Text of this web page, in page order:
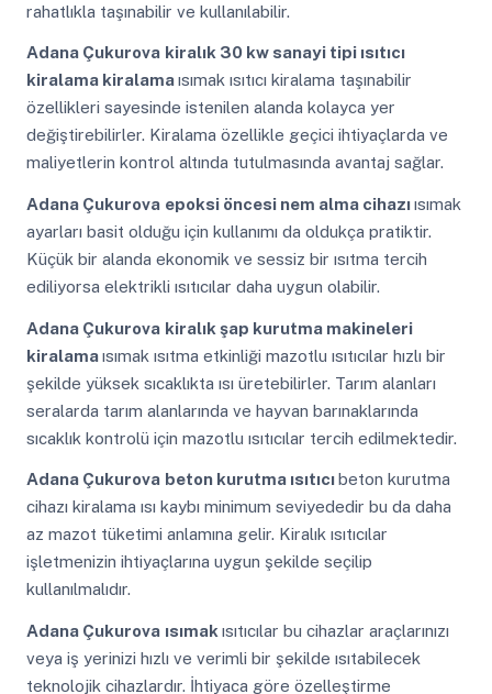
rahatlıkla taşınabilir ve kullanılabilir.
Adana Çukurova kiralık 30 kw sanayi tipi ısıtıcı
kiralama kiralamaısımak ısıtıcı kiralama taşınabilir
özellikleri sayesinde istenilen alanda kolayca yer
değiştirebilirler. Kiralama özellikle geçici ihtiyaçlarda ve
maliyetlerin kontrol altında tutulmasında avantaj sağlar.
Adana Çukurova epoksi öncesi nem alma cihazıısımak
ayarları basit olduğu için kullanımı da oldukça pratiktir.
Küçük bir alanda ekonomik ve sessiz bir ısıtma tercih
ediliyorsa elektrikli ısıtıcılar daha uygun olabilir.
Adana Çukurova kiralık şap kurutma makineleri
kiralamaısımak ısıtma etkinliği mazotlu ısıtıcılar hızlı bir
şekilde yüksek sıcaklıkta ısı üretebilirler. Tarım alanları
seralarda tarım alanlarında ve hayvan barınaklarında
sıcaklık kontrolü için mazotlu ısıtıcılar tercih edilmektedir.
Adana Çukurova beton kurutma ısıtıcıbeton kurutma
cihazı kiralama ısı kaybı minimum seviyededir bu da daha
az mazot tüketimi anlamına gelir. Kiralık ısıtıcılar
işletmenizin ihtiyaçlarına uygun şekilde seçilip
kullanılmalıdır.
Adana Çukurova ısımak ısıtıcılar bu cihazlar araçlarınızı
veya iş yerinizi hızlı ve verimli bir şekilde ısıtabilecek
teknolojik cihazlardır. İhtiyaca göre özelleştirme